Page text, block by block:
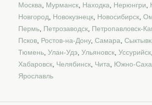
Москва
Мурманск Находка Нерюнгри
Новгород
Новокузнецк Новосибирск
Пермь Петрозаводск Петропавловск-
Псков Ростов-на-Дону, Самара
Тюмень Улан-Удэ Ульяновск Уссурийск
Хабаровск Челябинск Чита Южно-
Ярославль